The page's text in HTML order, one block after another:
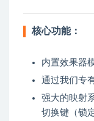
核心功能：
内置效果器
通过我们专
强大的映射
切换键（锁